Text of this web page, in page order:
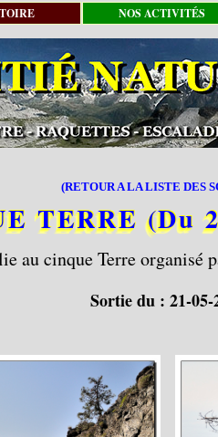
NOS ACTIVITÉS
(RETOUR A LA LISTE DES
TERRE (Du
au cinque Terre organisé
Sortie du : 21-05-